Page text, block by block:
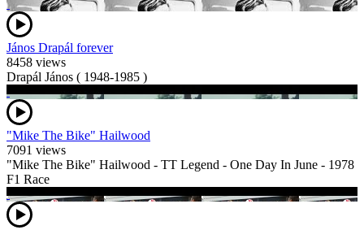
János Drapál forever
8458 views
Drapál János ( 1948-1985 )
"Mike The Bike" Hailwood
7091 views
"Mike The Bike" Hailwood - TT Legend - One Day In June - 1978
F1 Race